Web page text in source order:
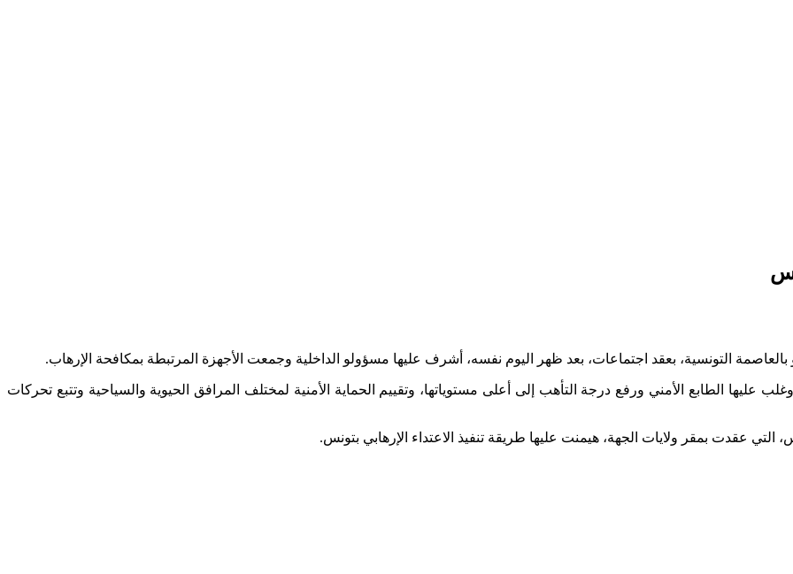
التونسية، بعقد اجتماعات، بعد ظهر اليوم نفسه، أشرف عليها مسؤولو الداخلية وجمعت الأجهزة المرتبطة بمكافحة الإرهاب.
الطابع الأمني ورفع درجة التأهب إلى أعلى مستوياتها، وتقييم الحماية الأمنية لمختلف المرافق الحيوية والسياحية وتتبع تحركات
عقدت بمقر ولايات الجهة، هيمنت عليها طريقة تنفيذ الاعتداء الإرهابي بتونس.